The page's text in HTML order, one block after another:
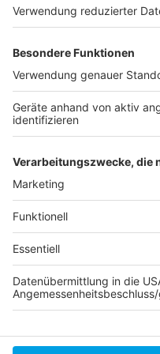
"Weingarage" in
Vera Henco
Carlstadt!
Gründer-Infos der
Düsseldorf!
Anzeige